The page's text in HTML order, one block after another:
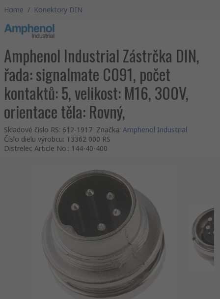
Home / Konektory DIN
Amphenol Industrial Zástrčka DIN,
řada: signalmate C091, počet
kontaktů: 5, velikost: M16, 300V,
orientace těla: Rovný,
Skladové číslo RS: 612-1917 Značka: Amphenol Industrial
Číslo dielu výrobcu: T3362 000 RS
Distrelec Article No.: 144-40-400